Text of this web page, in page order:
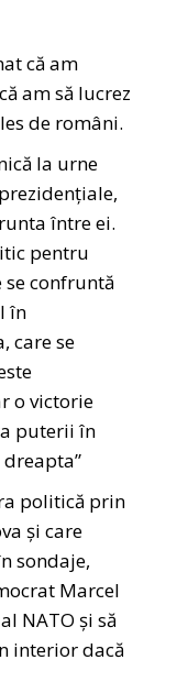
că am
am să lucrez
de români.
la urne
între ei.
pentru
confruntă
în
care se
o victorie
puterii în
politică prin
și care
sondaje,
Marcel
NATO și să
interior dacă